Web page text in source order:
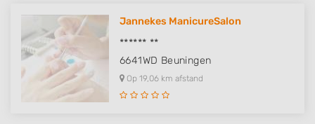
Jannekes ManicureSalon
****** **
6641WD Beuningen
Op 19,06 km afstand